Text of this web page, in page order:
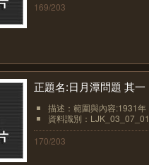
169/203
正題名:日月潭問題 其一
描述：範圍與內容:1931
資料識別：
170/203